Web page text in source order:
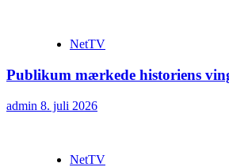
NetTV
Publikum mærkede historiens
admin 8. juli 2026
NetTV